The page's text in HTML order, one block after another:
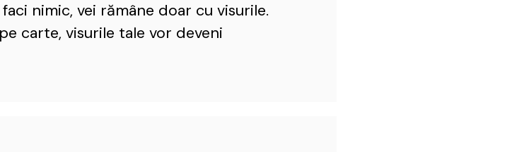
nimic, vei rămâne doar cu visurile.
carte, visurile tale vor deveni